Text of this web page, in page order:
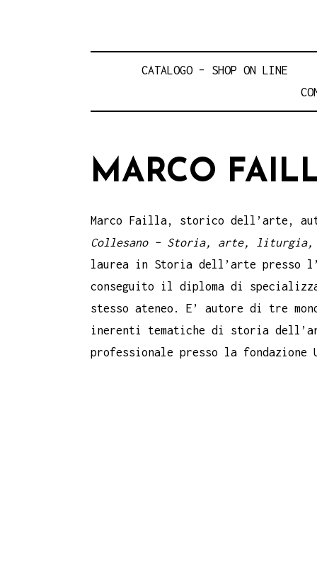
CATALOGO – SHOP ON LINE
MARCO
Marco Failla, storico dell’arte,
Collesano – Storia, arte, liturgia,
laurea in Storia dell’arte presso
conseguito il diploma di
stesso ateneo. E’ autore di tre
inerenti tematiche di storia
professionale presso la fondazione